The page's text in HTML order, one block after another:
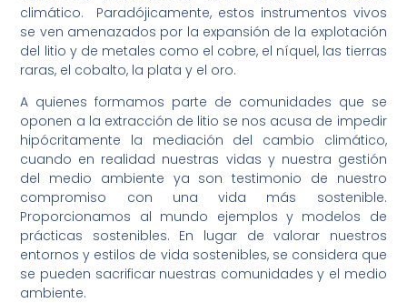
climático. Paradójicamente, estos instrumentos vivos
se ven amenazados por la expansión de la explotación
del litio y de metales como el cobre, el níquel, las tierras
raras, el cobalto, la plata y el oro.
A quienes formamos parte de comunidades que se
oponen a la extracción de litio se nos acusa de impedir
hipócritamente la mediación del cambio climático,
cuando en realidad nuestras vidas y nuestra gestión
del medio ambiente ya son testimonio de nuestro
compromiso con una vida más sostenible.
Proporcionamos al mundo ejemplos y modelos de
prácticas sostenibles. En lugar de valorar nuestros
entornos y estilos de vida sostenibles, se considera que
se pueden sacrificar nuestras comunidades y el medio
ambiente.